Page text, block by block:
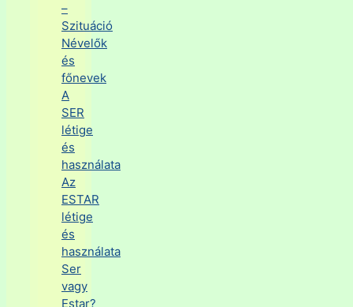
–
Szituáció
Névelők
és
főnevek
A
SER
létige
és
használata
Az
ESTAR
létige
és
használata
Ser
vagy
Estar?